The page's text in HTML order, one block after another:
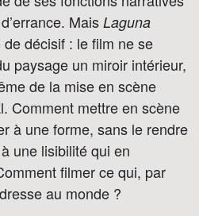
Mais Laguna
décisif : le film ne se
paysage un miroir intérieur,
de la mise en scène
Comment mettre en scène
à une forme, sans le rendre
une lisibilité qui en
filmer ce qui, par
au monde ?